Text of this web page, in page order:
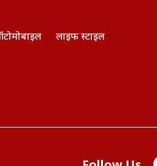
लाइफ स्टाइल